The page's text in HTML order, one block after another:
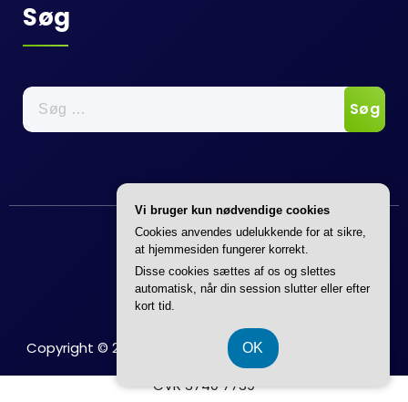
Søg
Søg
efter:
Copyright © 2026 Ideertilboligen | Powered by
CVR 3740 7739
Vi bruger kun nødvendige cookies
Cookies anvendes udelukkende for at sikre,
at hjemmesiden fungerer korrekt.
Disse cookies sættes af os og slettes
automatisk, når din session slutter eller efter
kort tid.
OK